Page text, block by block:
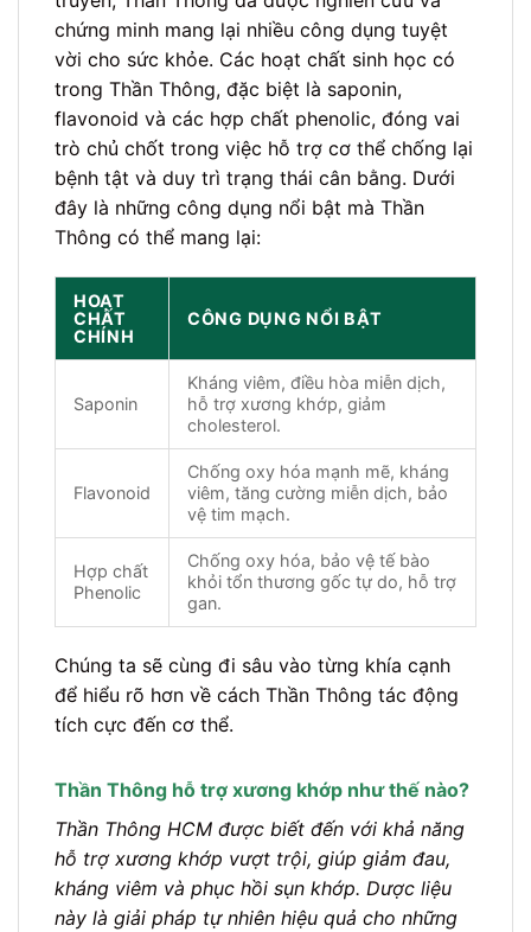
chứng minh mang lại nhiều công dụng tuyệt
vời cho sức khỏe. Các hoạt chất sinh học có
trong Thần Thông, đặc biệt là saponin,
flavonoid và các hợp chất phenolic, đóng vai
trò chủ chốt trong việc hỗ trợ cơ thể chống lại
bệnh tật và duy trì trạng thái cân bằng. Dưới
đây là những công dụng nổi bật mà Thần
Thông có thể mang lại:
HOẠT
CHẤT
CHÍNH
CÔNG DỤNG NỔI BẬT
Saponin
Kháng viêm, điều hòa miễn dịch,
hỗ trợ xương khớp, giảm
cholesterol.
Flavonoid
Chống oxy hóa mạnh mẽ, kháng
viêm, tăng cường miễn dịch, bảo
vệ tim mạch.
Hợp chất
Phenolic
Chống oxy hóa, bảo vệ tế bào
khỏi tổn thương gốc tự do, hỗ trợ
gan.
Chúng ta sẽ cùng đi sâu vào từng khía cạnh
để hiểu rõ hơn về cách Thần Thông tác động
tích cực đến cơ thể.
Thần Thông hỗ trợ xương khớp như thế nào?
Thần Thông HCM được biết đến với khả năng
hỗ trợ xương khớp vượt trội, giúp giảm đau,
kháng viêm và phục hồi sụn khớp. Dược liệu
này là giải pháp tự nhiên hiệu quả cho những